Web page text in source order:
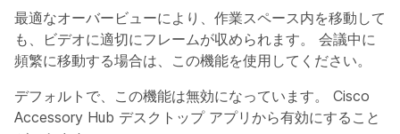
最適なオーバービューにより、作業スペース内を移動して
も、ビデオに適切にフレームが収められます。 会議中に
頻繁に移動する場合は、この機能を使用してください。
デフォルトで、この機能は無効になっています。 Cisco
Accessory Hub デスクトップ アプリから有効にすること